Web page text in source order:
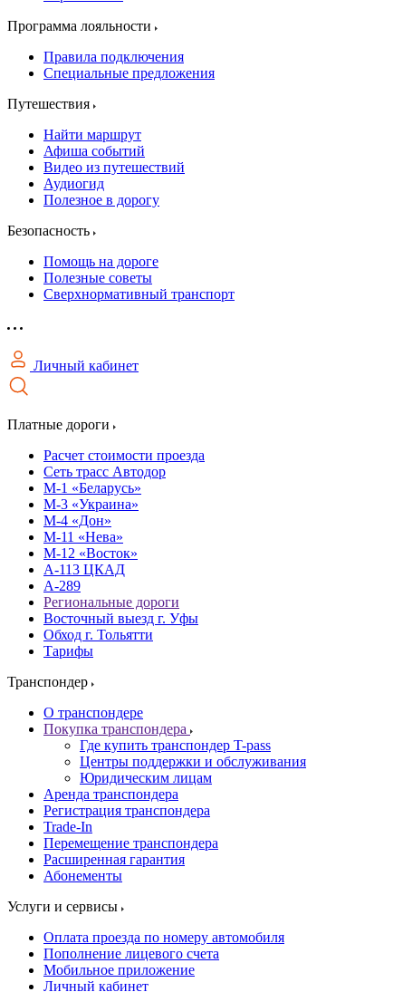
Программа лояльности
Правила подключения
Специальные предложения
Путешествия
Найти маршрут
Афиша событий
Видео из путешествий
Аудиогид
Полезное в дорогу
Безопасность
Помощь на дороге
Полезные советы
Сверхнормативный транспорт
Личный кабинет
Платные дороги
Расчет стоимости проезда
Сеть трасс Автодор
М-1 «Беларусь»
М-3 «Украина»
М-4 «Дон»
М-11 «Нева»
М-12 «Восток»
А-113 ЦКАД
А-289
Региональные дороги
Восточный выезд г. Уфы
Обход г. Тольятти
Тарифы
Транспондер
О транспондере
Покупка транспондера
Где купить транспондер T-pass
Центры поддержки и обслуживания
Юридическим лицам
Аренда транспондера
Регистрация транспондера
Trade-In
Перемещение транспондера
Расширенная гарантия
Абонементы
Услуги и сервисы
Оплата проезда по номеру автомобиля
Пополнение лицевого счета
Мобильное приложение
Личный кабинет